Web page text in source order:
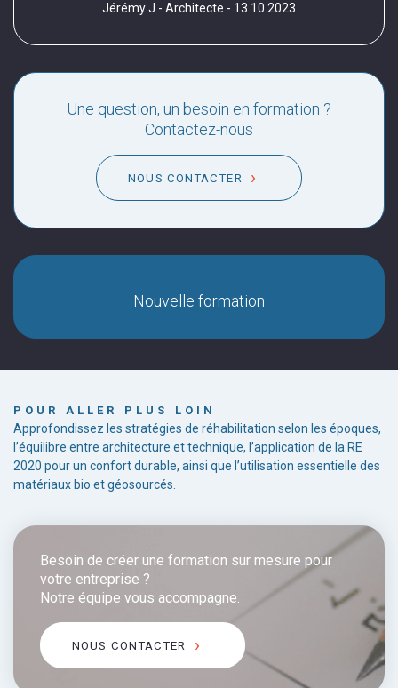
Jérémy J - Architecte - 13.10.2023
Une question, un besoin en formation ?
Contactez-nous
NOUS CONTACTER
Nouvelle formation
POUR ALLER PLUS LOIN
Approfondissez les stratégies de réhabilitation selon les époques,
l’équilibre entre architecture et technique, l’application de la RE
2020 pour un confort durable, ainsi que l’utilisation essentielle des
matériaux bio et géosourcés.
Besoin de créer une formation sur mesure pour
votre entreprise ?
Notre équipe vous accompagne.
NOUS CONTACTER